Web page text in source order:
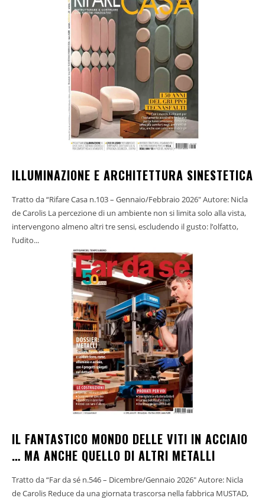
ILLUMINAZIONE E ARCHITETTURA SINESTETICA
Tratto da “Rifare Casa n.103 – Gennaio/Febbraio 2026" Autore: Nicla
de Carolis La percezione di un ambiente non si limita solo alla vista,
intervengono almeno altri tre sensi, escludendo il gusto: l’olfatto,
l’udito...
IL FANTASTICO MONDO DELLE VITI IN ACCIAIO
… MA ANCHE QUELLO DI ALTRI METALLI
Tratto da “Far da sé n.546 – Dicembre/Gennaio 2026" Autore: Nicla
de Carolis Reduce da una giornata trascorsa nella fabbrica MUSTAD,